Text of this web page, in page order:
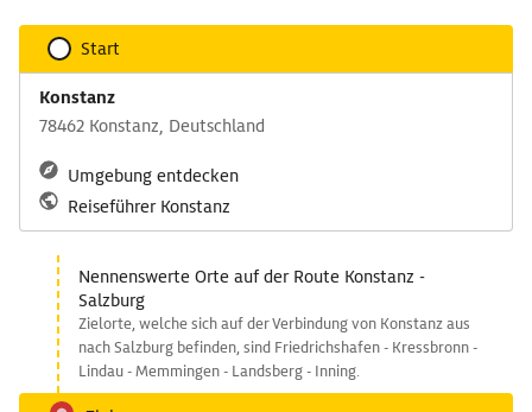
Start
Konstanz
78462 Konstanz, Deutschland
Umgebung entdecken
Reiseführer Konstanz
Nennenswerte Orte auf der Route Konstanz -
Salzburg
Zielorte, welche sich auf der Verbindung von Konstanz aus
nach Salzburg befinden, sind Friedrichshafen - Kressbronn -
Lindau - Memmingen - Landsberg - Inning.